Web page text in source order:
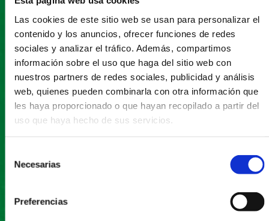
Las cookies de este sitio web se usan para personalizar el
contenido y los anuncios, ofrecer funciones de redes
sociales y analizar el tráfico. Además, compartimos
información sobre el uso que haga del sitio web con
nuestros partners de redes sociales, publicidad y análisis
web, quienes pueden combinarla con otra información que
les haya proporcionado o que hayan recopilado a partir del
uso que haya hecho de sus servicios.
Necesarias
Preferencias